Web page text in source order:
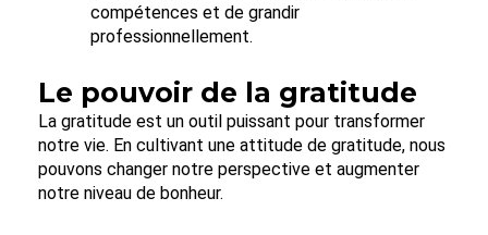
compétences et de grandir
professionnellement.
Le pouvoir de la gratitude
La gratitude est un outil puissant pour transformer
notre vie. En cultivant une attitude de gratitude, nous
pouvons changer notre perspective et augmenter
notre niveau de bonheur.